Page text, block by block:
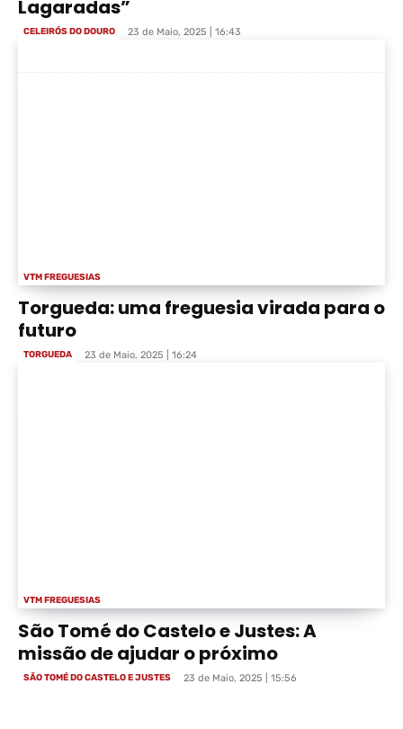
Lagaradas”
CELEIRÓS DO DOURO 23 de Maio, 2025 | 16:43
VTM FREGUESIAS
Torgueda: uma freguesia virada para o
futuro
TORGUEDA 23 de Maio, 2025 | 16:24
VTM FREGUESIAS
São Tomé do Castelo e Justes: A
missão de ajudar o próximo
SÃO TOMÉ DO CASTELO E JUSTES 23 de Maio, 2025 | 15:56